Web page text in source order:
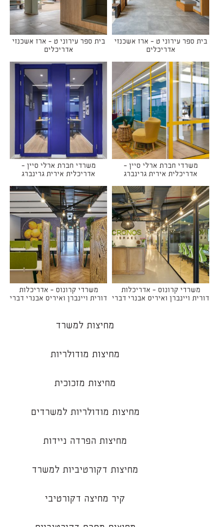
בית ספר עירוני ט - ארז אשכנזי
אדריכלים
בית ספר עירוני ט - ארז אשכנזי
אדריכלים
משרדי חברת ארלי סיין -
אדריכלית אירית גרינברג
משרדי חברת ארלי סיין -
אדריכלית אירית גרינברג
משרדי קרונוס - אדריכלות
דורית ויינברן ואיריס אבנרי דברי
משרדי קרונוס - אדריכלות
דורית ויינברן ואיריס אבנרי דברי
מחיצות למשרד
מחיצות מודולריות
מחיצות מזכוכית
מחיצות מודולריות למשרדים
מחיצות הפרדה ניידות
מחיצות דקורטיביות למשרד
קיר מחיצה דקורטיבי